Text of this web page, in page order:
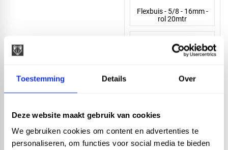
Toestemming Details Over
Deze website maakt gebruik van cookies
We gebruiken cookies om content en advertenties te
personaliseren, om functies voor social media te bieden
Flexbuis - 5/8 - 16mm -
rol 20mtr